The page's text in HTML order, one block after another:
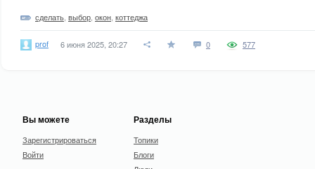
сделать выбор окон коттеджа
prof 6 июня 2025, 20:27 0 577
Вы можете
Зарегистрироваться
Войти
Разделы
Топики
Блоги